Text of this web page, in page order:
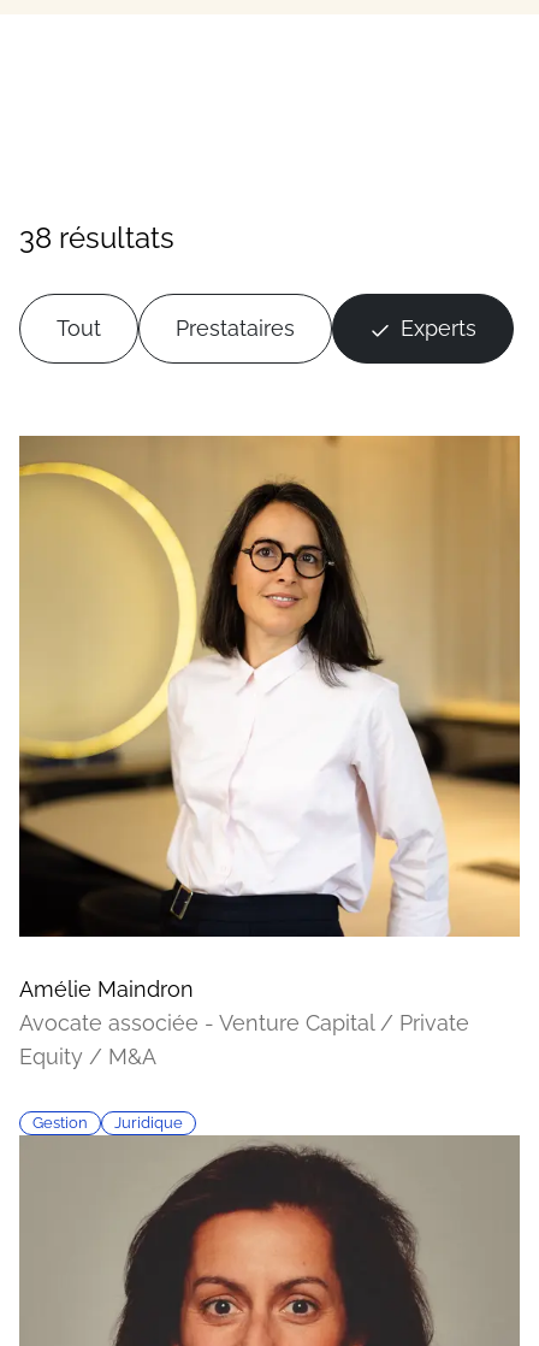
38 résultats
Tout Prestataires Experts
Amélie Maindron
Avocate associée - Venture Capital / Private
Equity / M&A
Gestion Juridique